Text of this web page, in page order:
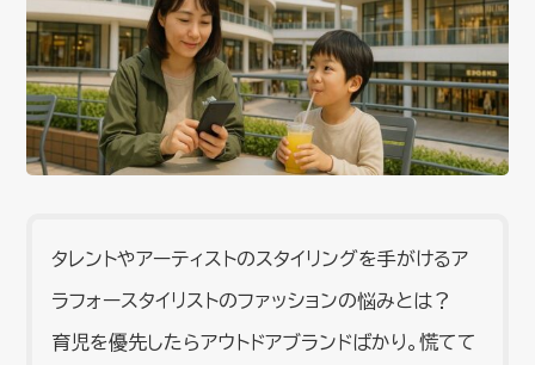
タレントやアーティストのスタイリングを手がけるア
ラフォースタイリストのファッションの悩みとは？
育児を優先したらアウトドアブランドばかり。慌てて